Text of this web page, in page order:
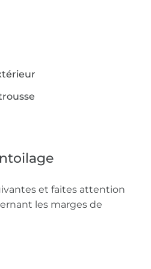
et une aiguille
et faites attention
les marges de